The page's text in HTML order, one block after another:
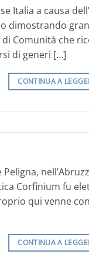
Italia a causa
dimostrando
Comunità che
di generi […]
CONTINUA A
Corfinium fu
qui venne
CONTINUA A